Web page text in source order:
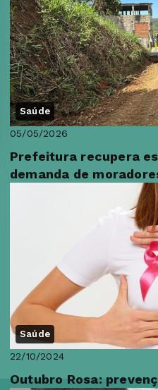
Saúde
05/05/2026
Prefeitura recupera
demanda de
Saúde
22/10/2024
Outubro Rosa: